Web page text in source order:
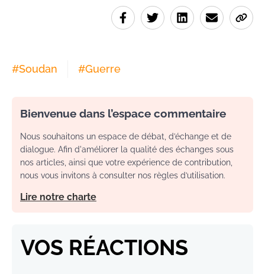
#Soudan #Guerre
Bienvenue dans l’espace commentaire
Nous souhaitons un espace de débat, d’échange et de
dialogue. Afin d'améliorer la qualité des échanges sous
nos articles, ainsi que votre expérience de contribution,
nous vous invitons à consulter nos règles d’utilisation.
Lire notre charte
VOS RÉACTIONS